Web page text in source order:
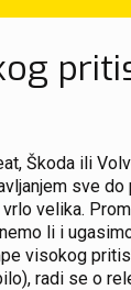
Škoda ili
sve
velika.
li i
visokog
radi se o